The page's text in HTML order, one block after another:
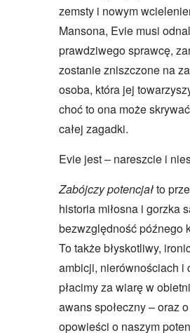
zemsty i nowym
Mansona, Evie musi
prawdziwego sprawcę,
zostanie zniszczone na
osoba, która jej
choć to ona może
całej zagadki.
Evie jest – nareszcie i
Zabójczy potencjałto
historia miłosna i gorzka
bezwzględność późnego
To także błyskotliwy,
ambicji, nierównościach i
płacimy za wiarę w
awans społeczny – oraz
opowieści o naszym